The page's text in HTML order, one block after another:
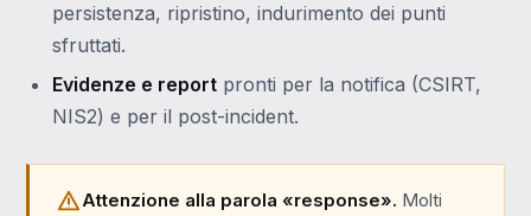
persistenza, ripristino, indurimento dei punti
sfruttati.
Evidenze e report pronti per la notifica (CSIRT,
NIS2) e per il post-incident.
Attenzione alla parola «response». Molti